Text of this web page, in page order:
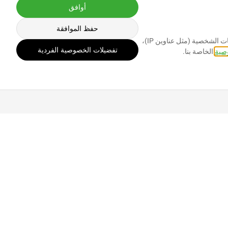
نستخدم ملفات تعريف الارتباط والتقنيات الأخرى على موقعنا. بعضها أساسي، بينما يساعدنا البعض الآخر في تحسين هذا الموقع وتجربتك. قد يتم معالجة البيانات الشخصية (مثل عناوين IP)،
الخاصة بنا.
أوافق
حفظ الموافقة
تفضيلات الخصوصية الفردية